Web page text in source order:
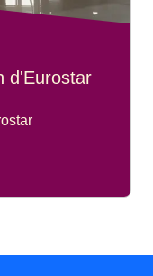
d'Eurostar